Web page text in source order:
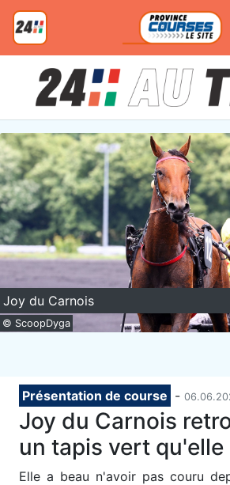
© ScoopDyga
Joy du Carnois
Présentation de course -
Joy du Carnois
un tapis vert
Elle a beau n'avoir pas couru